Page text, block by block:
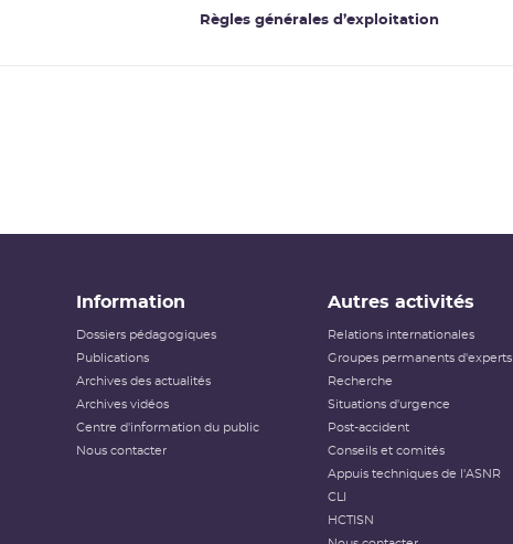
Règles générales d’exploitation
Information
Dossiers pédagogiques
Publications
Archives des actualités
Archives vidéos
Centre d'information du public
Nous contacter
Autres activités
Relations internationales
Groupes permanents d'experts
Recherche
Situations d'urgence
Post-accident
Conseils et comités
Appuis techniques de l'ASNR
CLI
HCTISN